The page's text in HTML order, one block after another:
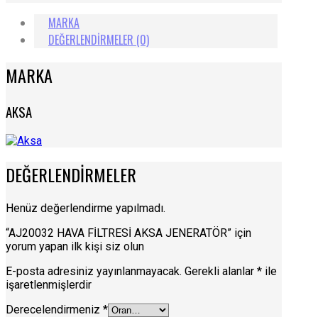
MARKA
DEĞERLENDIRMELER (0)
MARKA
AKSA
DEĞERLENDIRMELER
Henüz değerlendirme yapılmadı.
“AJ20032 HAVA FİLTRESİ AKSA JENERATÖR” için
yorum yapan ilk kişi siz olun
E-posta adresiniz yayınlanmayacak. Gerekli alanlar * ile
işaretlenmişlerdir
Derecelendirmeniz *